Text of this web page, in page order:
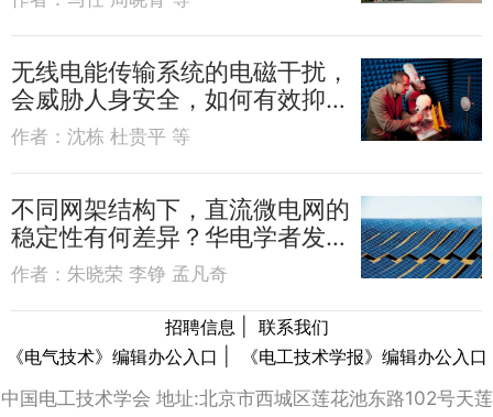
无线电能传输系统的电磁干扰，
会威胁人身安全，如何有效抑
制？
作者： 沈栋 杜贵平 等
不同网架结构下，直流微电网的
稳定性有何差异？华电学者发布
成果
作者： 朱晓荣 李铮 孟凡奇
招聘信息
联系我们
《电气技术》编辑办公入口
《电工技术学报》编辑办公入口
中国电工技术学会 地址:北京市西城区莲花池东路102号天莲